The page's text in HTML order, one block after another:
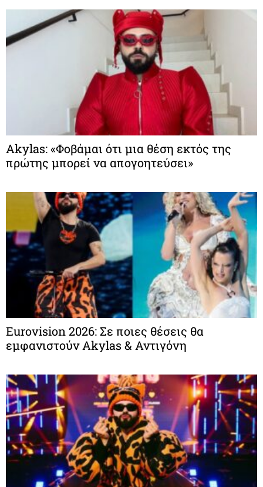
Akylas: «Φοβάμαι ότι μια θέση εκτός της
πρώτης μπορεί να απογοητεύσει»
Eurovision 2026: Σε ποιες θέσεις θα
εμφανιστούν Akylas & Αντιγόνη